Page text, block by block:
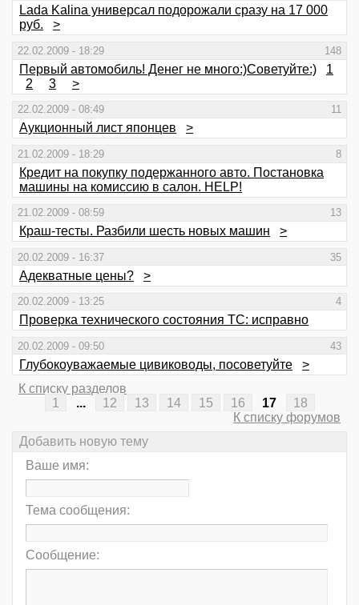
Lada Kalina универсал подорожали сразу на 17 000
руб.
>
22.02.2009 - 18:29 148
Первый автомобиль! Денег не много:)Советуйте:)
1
2
3 >
22.02.2009 - 08:49 11
Аукционный лист японцев >
21.02.2009 - 18:29 8
Кредит на покупку подержанного авто. Постановка
машины на комиссию в салон. HELP!
21.02.2009 - 08:59 13
Краш-тесты. Разбили шесть новых машин >
20.02.2009 - 16:37 35
Адекватные цены? >
20.02.2009 - 13:25 4
Проверка технического состояния ТС: исправно
20.02.2009 - 09:50 43
Глубокоуважаемые цивиководы, посоветуйте
>
К списку разделов
1
... 12 13 14 15 16 17
18
К списку форумов
Добавить новую тему
Ваше имя:
Тема сообщения:
Сообщение: